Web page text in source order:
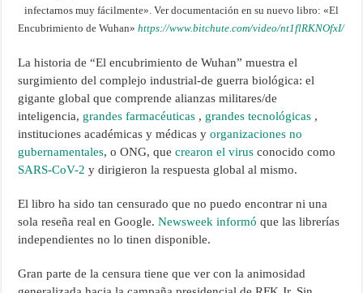
infectarnos muy fácilmente». Ver documentación en su nuevo libro: «El
Encubrimiento de Wuhan»https://www.bitchute.com/video/nt1flRKNOfxI/
La historia de “El encubrimiento de Wuhan” muestra el
surgimiento del complejo industrial-de guerra biológica: el
gigante global que comprende alianzas militares/de
inteligencia, grandes farmacéuticas , grandes tecnológicas ,
instituciones académicas y médicas yorganizaciones no
gubernamentales, o ONG, quecrearon el virus conocido como
SARS-CoV-2 y dirigieron la respuesta global al mismo.
El libro ha sido tan censurado que no puedo encontrar ni una
sola reseña real en Google.Newsweek informó que las librerías
independientes no lo tinen disponible.
Gran parte de la censura tiene que ver con la animosidad